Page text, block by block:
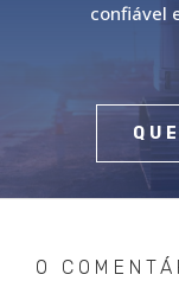
confiável
0